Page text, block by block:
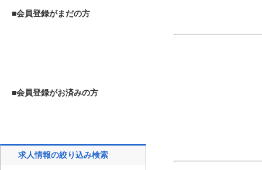
■会員登録がまだの方
■会員登録がお済みの方
求人情報の絞り込み検索